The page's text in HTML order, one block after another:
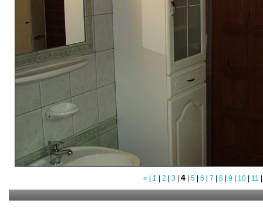
« 1 2 3| 4| 5| 6 7 8| 9| 10| 11